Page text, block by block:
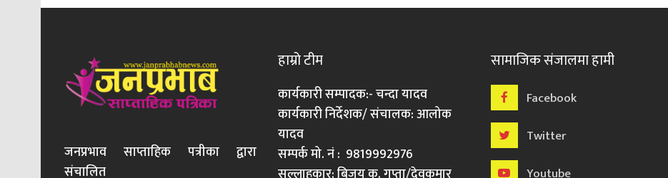
जनप्रभाव साप्ताहिक पत्रीका द्वारा
संचालित
हाम्रो टीम
कार्यकारी सम्पादक:- चन्दा यादव
कार्यकारी निर्देशक/ संचालक: आलोक
यादव
सम्पर्क मो. नं : 9819992976
सामाजिक संजालमा हामी
Facebook
Twitter
Youtube